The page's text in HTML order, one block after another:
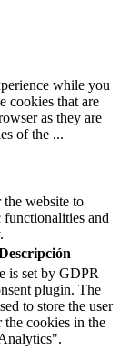
while you
cookies that are
as they are
of the ...
the website to
functionalities and
is set by GDPR
plugin. The
to store the user
the cookies in the